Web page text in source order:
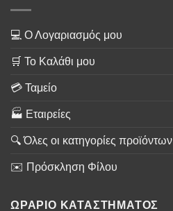
💻 Ο Λογαριασμός μου
🛒 Το Καλάθι μου
💳 Ταμείο
🏭 Εταιρείες
🔍 Όλες οι κατηγορίες προϊόντων
✉️ Πρόσκληση Φίλου
ΩΡΑΡΙΟ ΚΑΤΑΣΤΗΜΑΤΟΣ